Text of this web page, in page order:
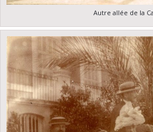
Autre allée de la